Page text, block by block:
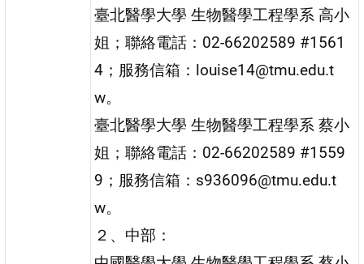
臺北醫學大學 生物醫學工程學系 高小
姐；聯絡電話：02-66202589 #1561
4；服務信箱：louise14@tmu.edu.t
w。
臺北醫學大學 生物醫學工程學系 蔡小
姐；聯絡電話：02-66202589 #1559
9；服務信箱：s936096@tmu.edu.t
w。
２、中部：